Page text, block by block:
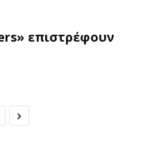
επιστρέφουν